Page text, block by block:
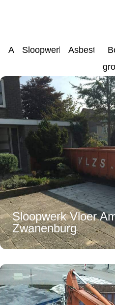
AlleSloopwerkzaamheden
Sloopwerk Vloer
Zwanenburg